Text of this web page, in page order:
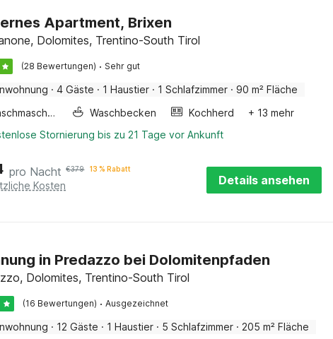
Apartment, Brixen
Dolomites, Trentino-South Tirol
(28 Bewertungen) · Sehr gut
· 4 Gäste · 1 Haustier · 1 Schlafzimmer · 90 m² Fläche
Waschmaschine
Waschbecken Kochherd
+ 13 mehr
Stornierung bis zu 21 Tage vor Ankunft
pro Nacht €379 13 % Rabatt
Kosten Details ansehen
in Predazzo bei Dolomitenpfaden
Dolomites, Trentino-South Tirol
(16 Bewertungen) · Ausgezeichnet
· 12 Gäste · 1 Haustier · 5 Schlafzimmer · 205 m² Fläche